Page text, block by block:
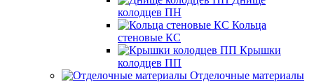
колодцев ПН
Кольца
стеновые КС
Крышки
колодцев ПП
Отделочные материалы